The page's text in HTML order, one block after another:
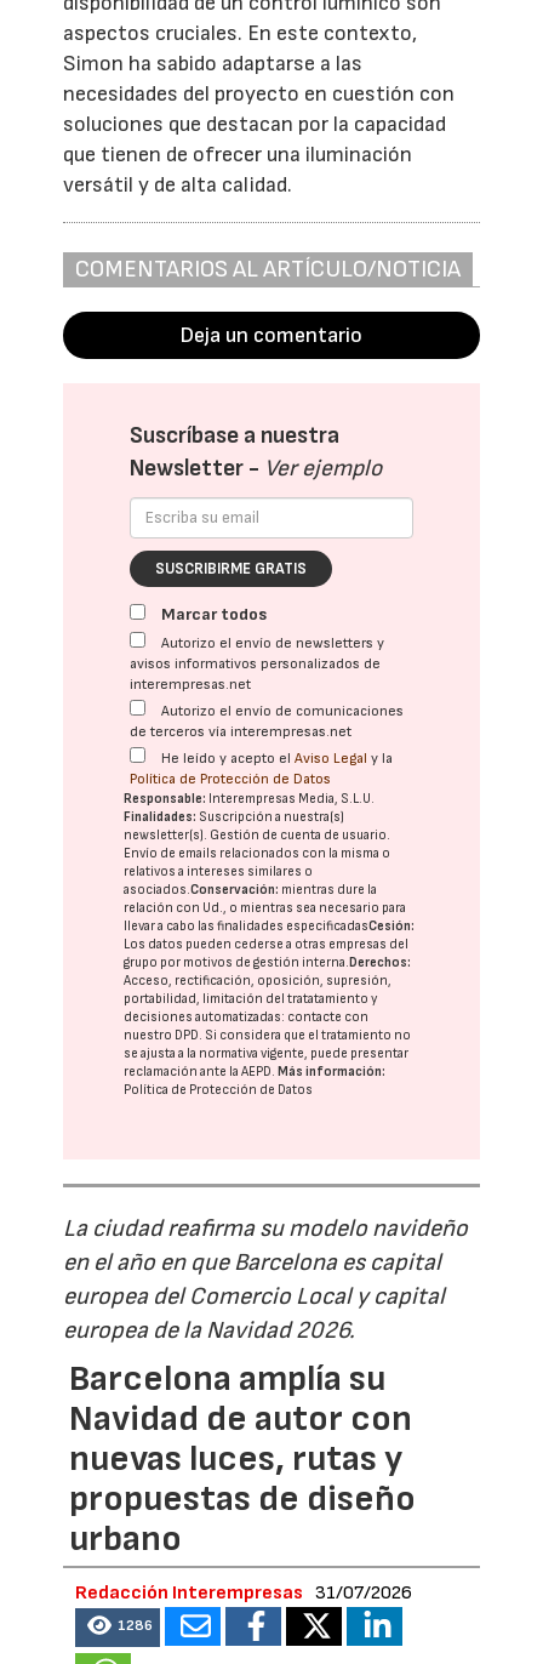
aspectos cruciales. En este contexto,
Simon ha sabido adaptarse a las
necesidades del proyecto en cuestión con
soluciones que destacan por la capacidad
que tienen de ofrecer una iluminación
versátil y de alta calidad.
COMENTARIOS AL ARTÍCULO/NOTICIA
Deja un comentario
Suscríbase a nuestra
Newsletter - Ver ejemplo
SUSCRIBIRME GRATIS
Marcar todos
Autorizo el envío de newsletters y
avisos informativos personalizados de
interempresas.net
Autorizo el envío de comunicaciones
de terceros vía interempresas.net
He leído y acepto elAviso Legal y la
Política de Protección de Datos
Responsable: Interempresas Media, S.L.U.
Finalidades: Suscripción a nuestra(s)
newsletter(s). Gestión de cuenta de usuario.
Envío de emails relacionados con la misma o
relativos a intereses similares o
asociados.Conservación: mientras dure la
relación con Ud., o mientras sea necesario para
llevar a cabo las finalidades especificadasCesión:
Los datos pueden cederse a otras empresas del
grupo por motivos de gestión interna.Derechos:
Acceso, rectificación, oposición, supresión,
portabilidad, limitación del tratatamiento y
decisiones automatizadas: contacte con
nuestro DPD . Si considera que el tratamiento no
se ajusta a la normativa vigente, puede presentar
reclamación ante laAEPD .Más información:
Política de Protección de Datos
La ciudad reafirma su modelo navideño
en el año en que Barcelona es capital
europea del Comercio Local y capital
europea de la Navidad 2026.
Barcelona amplía su
Navidad de autor con
nuevas luces, rutas y
propuestas de diseño
urbano
Redacción Interempresas 31/07/2026
1286